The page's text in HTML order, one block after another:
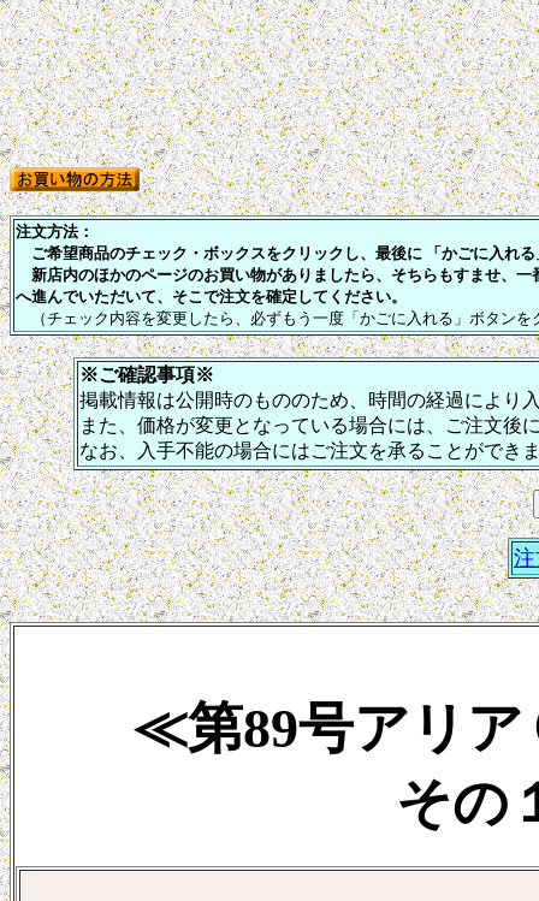
注文方法：
ご希望商品のチェック・ボックスをクリックし、最後に 「かごに入れ
新店内のほかのページのお買い物がありましたら、そちらもすませ、一
へ進んでいただいて、そこで注文を確定してください。
（チェック内容を変更したら、必ずもう一度「かごに入れる」ボタン
※ご確認事項※
掲載情報は公開時のもののため、時間の経過により
また、価格が変更となっている場合には、ご注文後
なお、入手不能の場合にはご注文を承ることができ
≪第89号アリ
その